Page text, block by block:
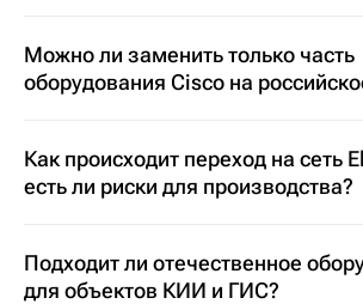
Можно ли заменить только часть
оборудования Cisco на
Как происходит переход на сеть
есть ли риски для производства?
Подходит ли отечественное
для объектов КИИ и ГИС?